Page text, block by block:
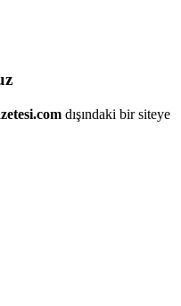
dışındaki bir siteye